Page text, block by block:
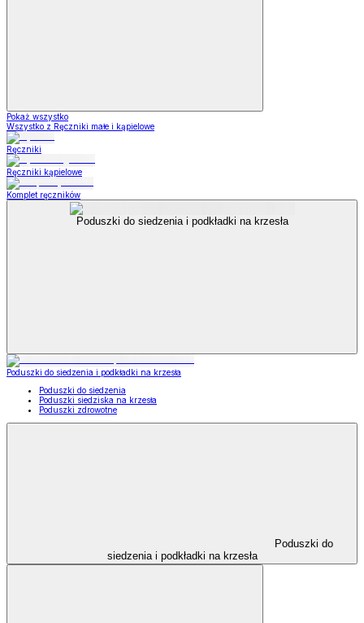
Pokaż wszystko
Wszystko z Ręczniki małe i kąpielowe
Ręczniki
Ręczniki kąpielowe
Komplet ręczników
Poduszki do siedzenia i podkładki na krzesła
Poduszki do siedzenia i podkładki na krzesła
Poduszki do siedzenia
Poduszki siedziska na krzesła
Poduszki zdrowotne
Poduszki do
siedzenia i podkładki na krzesła